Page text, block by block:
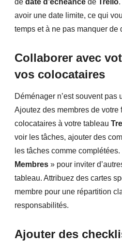
avoir une date limite, ce qui
temps et à ne pas manquer de
Collaborer avec
vos colocataires
Déménager n’est souvent pas
Ajoutez des membres de votre
colocataires à votre tableau
voir les tâches, ajouter des
les tâches comme
Membres » pour inviter
tableau. Attribuez des cartes
membre pour une répartition
responsabilités.
Ajouter des